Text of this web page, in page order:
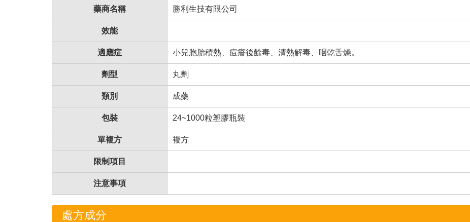
藥商名稱 勝利生技有限公司
效能
適應症 小兒胞胎積熱、痘瘖後餘毒、清熱解毒、咽乾舌燥。
劑型 丸劑
類別 成藥
包裝 24~1000粒塑膠瓶裝
單複方 複方
限制項目
注意事項
處方成分